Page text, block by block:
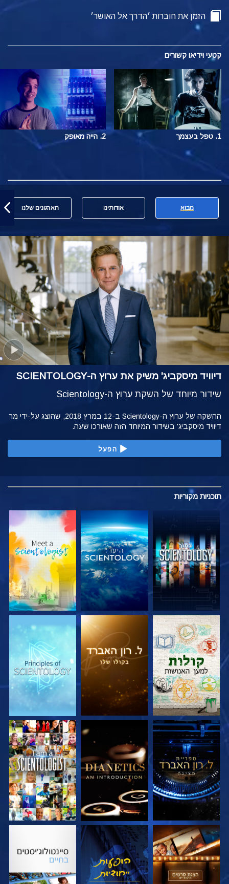
הזמן את חוברות ׳הדרך אל האושר׳
קטעי וידיאו קשורים
1. טפל בעצמך 2. הייה מאופק
מבוא אודותינו הארגונים שלנו
דיוויד מיסקביג' משיק את ערוץ ה-SCIENTOLOGY
שידור מיוחד של השקת ערוץ ה-Scientology
ההשקה של ערוץ ה-Scientology ב-12 במרץ 2018, שהוצג על-ידי מר
דיוויד מיסקביג' בשידור המיוחד הזה שאורכו שעה.
הפעל
תוכניות מקוריות
בדוק את הסדרה בדוק את הסדרה בדוק את הסדרה
בדוק את הסדרה בדוק את הסדרה צפה
בדוק את הסדרה צפה בדוק את הסדרה